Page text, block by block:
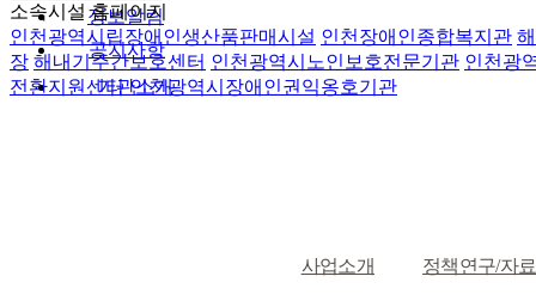
소속시설 홈페이지
인천광역시립장애인생산품판매시설 인천장애인종합복지관
장 해내기주간보호센터 인천광역시노인보호전문기관 인천광
전환지원센터 인천광역시장애인권익옹호기관
사업소개 정책연구/자
정보알림
공지사항
기관소개